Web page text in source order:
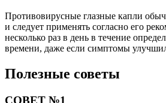
Противовирусные глазные капли
и следует применять согласно его
несколько раз в день в течение
времени, даже если симптомы
Полезные советы
СОВЕТ №1